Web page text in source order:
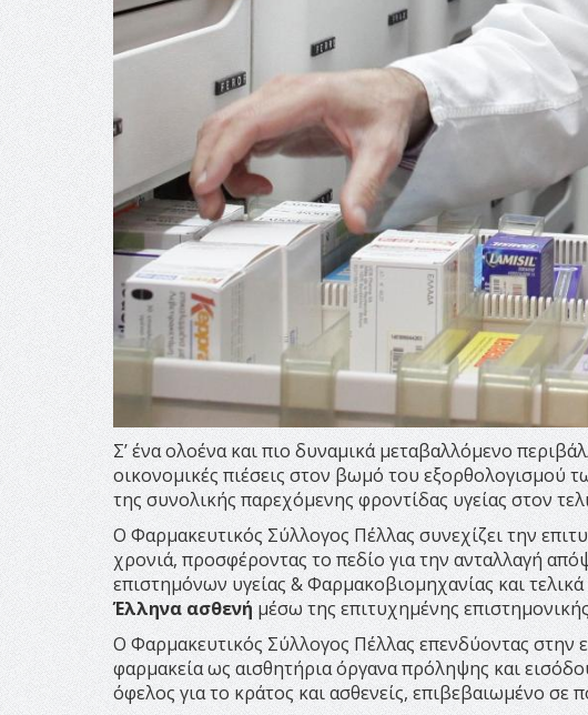
Σ’ ένα ολοένα και πιο δυναμικά μεταβαλλόμενο
οικονομικές πιέσεις στον βωμό του
της συνολικής παρεχόμενης φροντίδας υγείας στον
Ο Φαρμακευτικός Σύλλογος Πέλλας συνεχίζει την
χρονιά, προσφέροντας το πεδίο για την ανταλλαγή
επιστημόνων υγείας & Φαρμακοβιομηχανίας και τελικά
Έλληνα ασθενή μέσω της επιτυχημένης
Ο Φαρμακευτικός Σύλλογος Πέλλας επενδύοντας στην
φαρμακεία ως αισθητήρια όργανα πρόληψης και
όφελος για το κράτος και ασθενείς, επιβεβαιωμένο σε